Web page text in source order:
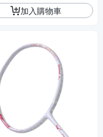
加入購物車